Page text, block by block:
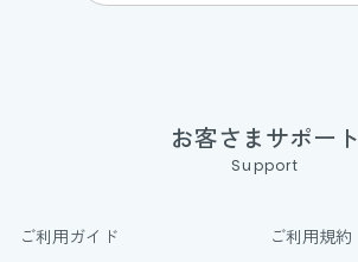
お客さまサポート
Support
ご利用ガイド ご利用規約